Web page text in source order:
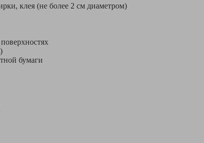
клея (не более 2 см диаметром)
бумаги